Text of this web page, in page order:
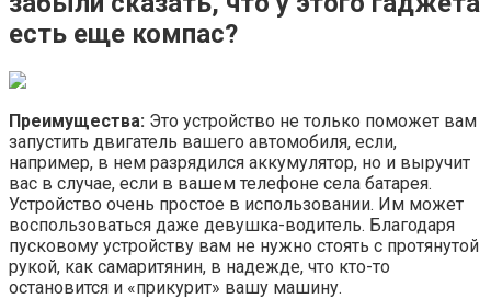
есть еще компас?
Преимущества: Это устройство не только поможет вам
запустить двигатель вашего автомобиля, если,
например, в нем разрядился аккумулятор, но и выручит
вас в случае, если в вашем телефоне села батарея.
Устройство очень простое в использовании. Им может
воспользоваться даже девушка-водитель. Благодаря
пусковому устройству вам не нужно стоять с протянутой
рукой, как самаритянин, в надежде, что кто-то
остановится и «прикурит» вашу машину.